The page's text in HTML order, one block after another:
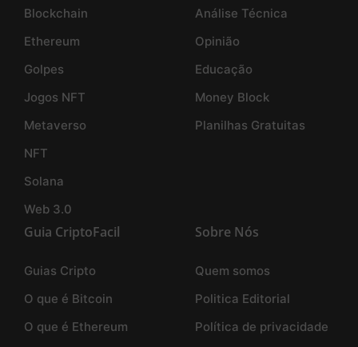
Blockchain
Ethereum
Golpes
Jogos NFT
Metaverso
NFT
Solana
Web 3.0
Análise Técnica
Opinião
Educação
Money Block
Planilhas Gratuitas
Guia CriptoFacil
Guias Cripto
O que é Bitcoin
O que é Ethereum
Sobre Nós
Quem somos
Politica Editorial
Política de privacidade